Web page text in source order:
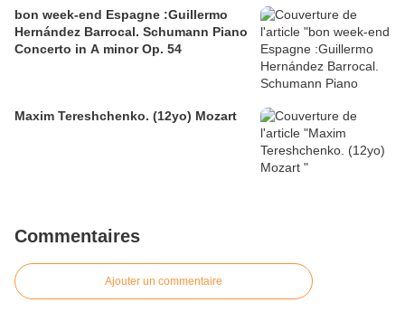
bon week-end Espagne :Guillermo
Hernández Barrocal. Schumann Piano
Concerto in A minor Op. 54
Maxim Tereshchenko. (12yo) Mozart
Commentaires
Ajouter un commentaire